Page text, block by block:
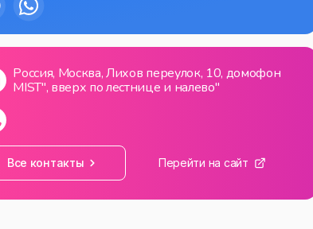
Россия, Москва, Лихов переулок, 10, домофон
MIST", вверх по лестнице и налево"
Все контакты Перейти на сайт